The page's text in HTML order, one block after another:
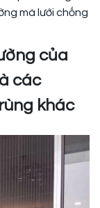
mà lưới chống
của
các
khác